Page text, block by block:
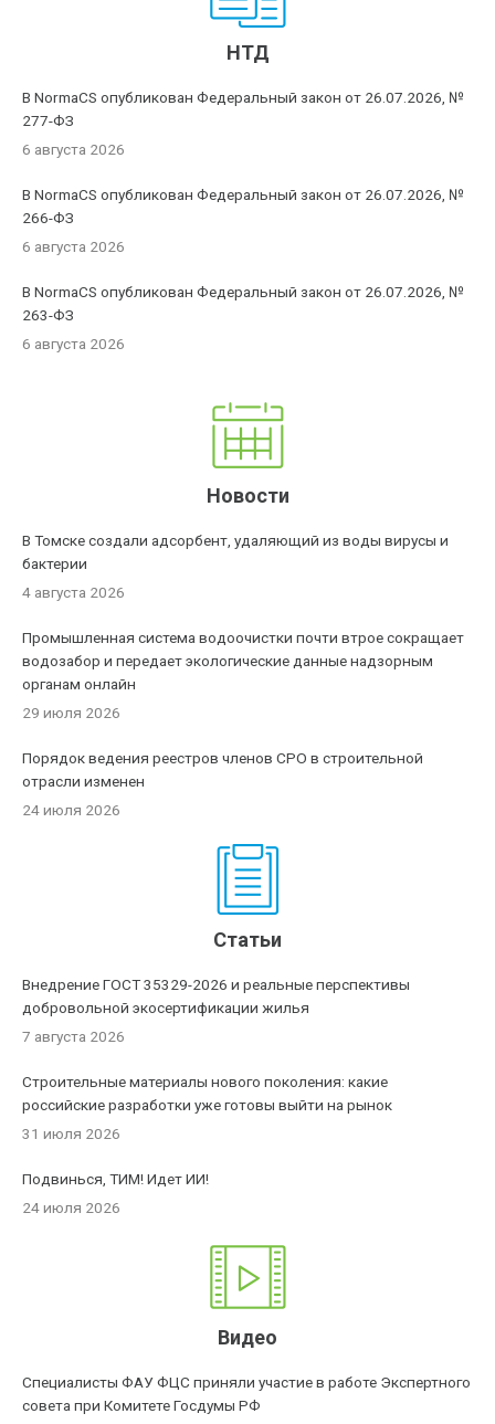
НТД
В NormaCS опубликован Федеральный закон от 26.07.2026, №
277-ФЗ
6 августа 2026
В NormaCS опубликован Федеральный закон от 26.07.2026, №
266-ФЗ
6 августа 2026
В NormaCS опубликован Федеральный закон от 26.07.2026, №
263-ФЗ
6 августа 2026
Новости
В Томске создали адсорбент, удаляющий из воды вирусы и
бактерии
4 августа 2026
Промышленная система водоочистки почти втрое сокращает
водозабор и передает экологические данные надзорным
органам онлайн
29 июля 2026
Порядок ведения реестров членов СРО в строительной
отрасли изменен
24 июля 2026
Статьи
Внедрение ГОСТ 35329-2026 и реальные перспективы
добровольной экосертификации жилья
7 августа 2026
Строительные материалы нового поколения: какие
российские разработки уже готовы выйти на рынок
31 июля 2026
Подвинься, ТИМ! Идет ИИ!
24 июля 2026
Видео
Специалисты ФАУ ФЦС приняли участие в работе Экспертного
совета при Комитете Госдумы РФ